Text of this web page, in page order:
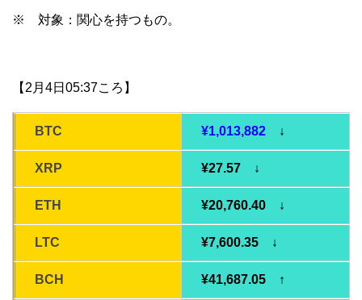
※ 対象：関心を持つもの。
【2月4日05:37ころ】
BTC ¥1,013,882 ↓
XRP ¥27.57 ↓
ETH ¥20,760.40 ↓
LTC ¥7,600.35 ↓
BCH ¥41,687.05 ↑